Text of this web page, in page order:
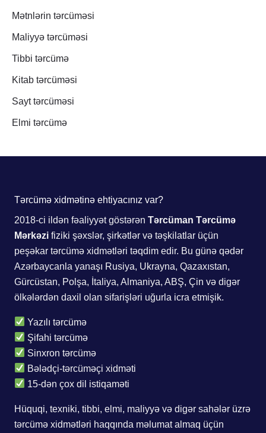
Mətnlərin tərcüməsi
Maliyyə tərcüməsi
Tibbi tərcümə
Kitab tərcüməsi
Sayt tərcüməsi
Elmi tərcümə
Tərcümə xidmətinə ehtiyacınız var?
2018-ci ildən fəaliyyət göstərən Tərcüman Tərcümə
Mərkəzi fiziki şəxslər, şirkətlər və təşkilatlar üçün
peşəkar tərcümə xidmətləri təqdim edir. Bu günə qədər
Azərbaycanla yanaşı Rusiya, Ukrayna, Qazaxıstan,
Gürcüstan, Polşa, İtaliya, Almaniya, ABŞ, Çin və digər
ölkələrdən daxil olan sifarişləri uğurla icra etmişik.
Yazılı tərcümə
Şifahi tərcümə
Sinxron tərcümə
Bələdçi-tərcüməçi xidməti
15-dən çox dil istiqaməti
Hüquqi, texniki, tibbi, elmi, maliyyə və digər sahələr üzrə
tərcümə xidmətləri haqqında məlumat almaq üçün